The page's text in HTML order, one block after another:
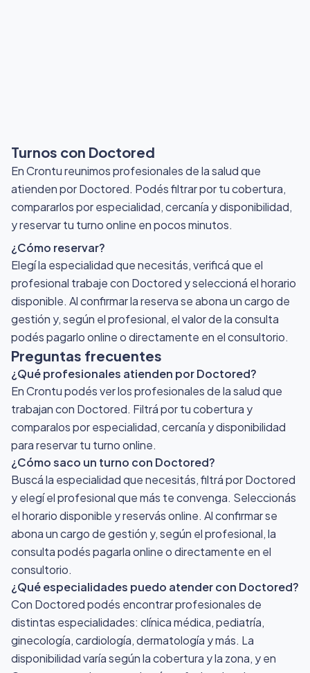
Turnos con Doctored
En Crontu reunimos profesionales de la salud que
atienden por Doctored. Podés filtrar por tu cobertura,
compararlos por especialidad, cercanía y disponibilidad,
y reservar tu turno online en pocos minutos.
¿Cómo reservar?
Elegí la especialidad que necesitás, verificá que el
profesional trabaje con Doctored y seleccioná el horario
disponible. Al confirmar la reserva se abona un cargo de
gestión y, según el profesional, el valor de la consulta
podés pagarlo online o directamente en el consultorio.
Preguntas frecuentes
¿Qué profesionales atienden por Doctored?
En Crontu podés ver los profesionales de la salud que
trabajan con Doctored. Filtrá por tu cobertura y
comparalos por especialidad, cercanía y disponibilidad
para reservar tu turno online.
¿Cómo saco un turno con Doctored?
Buscá la especialidad que necesitás, filtrá por Doctored
y elegí el profesional que más te convenga. Seleccionás
el horario disponible y reservás online. Al confirmar se
abona un cargo de gestión y, según el profesional, la
consulta podés pagarla online o directamente en el
consultorio.
¿Qué especialidades puedo atender con Doctored?
Con Doctored podés encontrar profesionales de
distintas especialidades: clínica médica, pediatría,
ginecología, cardiología, dermatología y más. La
disponibilidad varía según la cobertura y la zona, y en